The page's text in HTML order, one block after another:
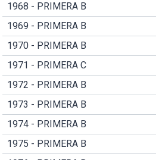
1968 - PRIMERA B
1969 - PRIMERA B
1970 - PRIMERA B
1971 - PRIMERA C
1972 - PRIMERA B
1973 - PRIMERA B
1974 - PRIMERA B
1975 - PRIMERA B